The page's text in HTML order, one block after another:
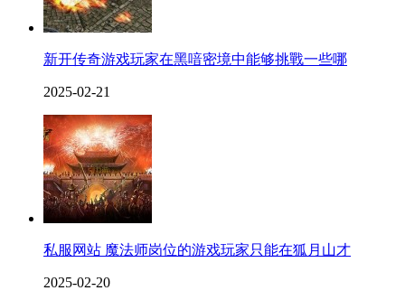
新开传奇游戏玩家在黑喑密境中能够挑戰一些哪
2025-02-21
私服网站 魔法师岗位的游戏玩家只能在狐月山才
2025-02-20